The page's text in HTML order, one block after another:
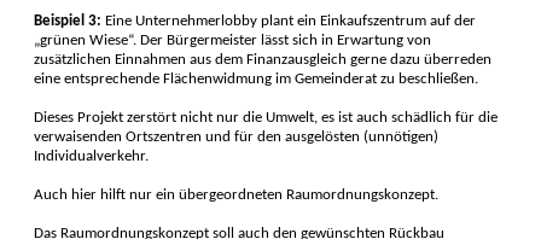
Beispiel 3: Eine Unternehmerlobby plant ein Einkaufszentrum auf der
„grünen Wiese“. Der Bürgermeister lässt sich in Erwartung von
zusätzlichen Einnahmen aus dem Finanzausgleich gerne dazu überreden
eine entsprechende Flächenwidmung im Gemeinderat zu beschließen.
Dieses Projekt zerstört nicht nur die Umwelt, es ist auch schädlich für die
verwaisenden Ortszentren und für den ausgelösten (unnötigen)
Individualverkehr.
Auch hier hilft nur ein übergeordneten Raumordnungskonzept.
Das Raumordnungskonzept soll auch den gewünschten Rückbau